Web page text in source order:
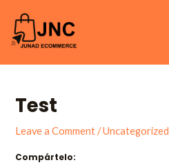
content
Test
Leave a Comment /Uncategorized
Compártelo:
navigation